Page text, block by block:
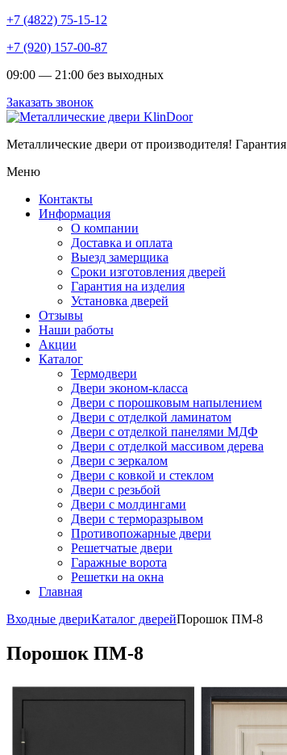
+7 (4822) 75-15-12
+7 (920) 157-00-87
09:00 — 21:00 без выходных
Заказать звонок
Металлические двери от производителя!
Меню
Контакты
Информация
О компании
Доставка и оплата
Выезд замерщика
Сроки изготовления дверей
Гарантия на изделия
Установка дверей
Отзывы
Наши работы
Акции
Каталог
Термодвери
Двери эконом-класса
Двери с порошковым напылением
Двери с отделкой ламинатом
Двери с отделкой панелями МДФ
Двери с отделкой массивом дерева
Двери с зеркалом
Двери с ковкой и стеклом
Двери с резьбой
Двери с молдингами
Двери с терморазрывом
Противопожарные двери
Решетчатые двери
Гаражные ворота
Решетки на окна
Главная
Входные двериКаталог дверейПорошок ПМ-8
Порошок ПМ-8